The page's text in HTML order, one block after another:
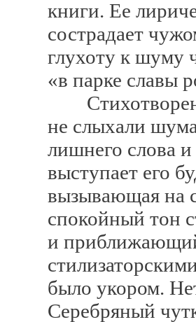
книги. Ее
сострадает
глухоту к шуму
«в парке славы
не слыхали
лишнего слова
выступает его
вызывающая на
спокойный тон
и
было укором.
Серебряный